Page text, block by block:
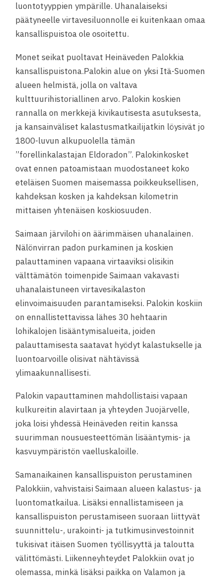
luontotyyppien ympärille. Uhanalaiseksi
päätyneelle virtavesiluonnolle ei kuitenkaan omaa
kansallispuistoa ole osoitettu.
Monet seikat puoltavat Heinäveden Palokkia
kansallispuistona.Palokin alue on yksi Itä-Suomen
alueen helmistä, jolla on valtava
kulttuurihistoriallinen arvo. Palokin koskien
rannalla on merkkejä kivikautisesta asutuksesta,
ja kansainväliset kalastusmatkailijatkin löysivät jo
1800-luvun alkupuolella tämän
”forellinkalastajan Eldoradon”. Palokinkosket
ovat ennen patoamistaan muodostaneet koko
eteläisen Suomen maisemassa poikkeuksellisen,
kahdeksan kosken ja kahdeksan kilometrin
mittaisen yhtenäisen koskiosuuden.
Saimaan järvilohi on äärimmäisen uhanalainen.
Nälönvirran padon purkaminen ja koskien
palauttaminen vapaana virtaaviksi olisikin
välttämätön toimenpide Saimaan vakavasti
uhanalaistuneen virtavesikalaston
elinvoimaisuuden parantamiseksi. Palokin koskiin
on ennallistettavissa lähes 30 hehtaarin
lohikalojen lisääntymisalueita, joiden
palauttamisesta saatavat hyödyt kalastukselle ja
luontoarvoille olisivat nähtävissä
ylimaakunnallisesti.
Palokin vapauttaminen mahdollistaisi vapaan
kulkureitin alavirtaan ja yhteyden Juojärvelle,
joka loisi yhdessä Heinäveden reitin kanssa
suurimman nousuesteettömän lisääntymis- ja
kasvuympäristön vaelluskaloille.
Samanaikainen kansallispuiston perustaminen
Palokkiin, vahvistaisi Saimaan alueen kalastus- ja
luontomatkailua. Lisäksi ennallistamiseen ja
kansallispuiston perustamiseen suoraan liittyvät
suunnittelu-, urakointi- ja tutkimusinvestoinnit
tukisivat itäisen Suomen työllisyyttä ja taloutta
välittömästi. Liikenneyhteydet Palokkiin ovat jo
olemassa, minkä lisäksi paikka on Valamon ja